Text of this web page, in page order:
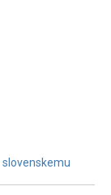
slovenskemu